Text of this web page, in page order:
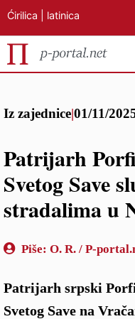
sadržaj
Ćirilica latinica
Iz zajednice|01/11/
Patrijarh
Svetog Save
stradalima u
Piše: O. R. / P-
Patrijarh srpski
Svetog Save na